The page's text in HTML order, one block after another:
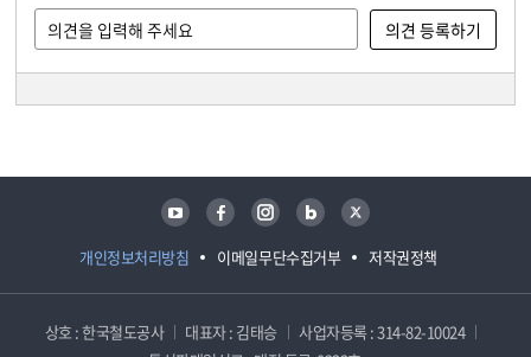
개인정보처리방침 이메일무단수집거부 저작권정책
유튜브 페이스북 인스타그램 블로그 트위터
상호 : 한국철도공사 대표자 : 김태승
사업자등록 : 314-82-10024